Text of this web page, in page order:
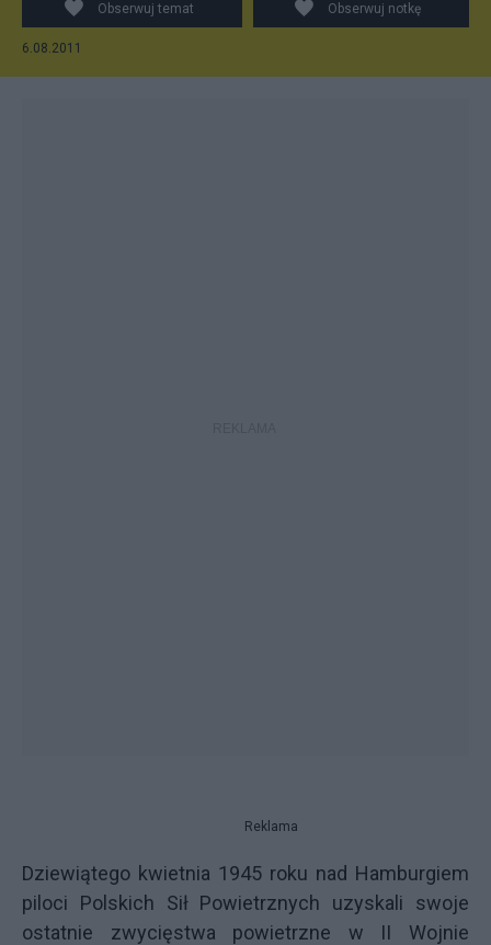
Obserwuj temat Obserwuj notkę
6.08.2011
Reklama
Dziewiątego kwietnia 1945 roku nad Hamburgiem
piloci Polskich Sił Powietrznych uzyskali swoje
ostatnie zwycięstwa powietrzne w II Wojnie